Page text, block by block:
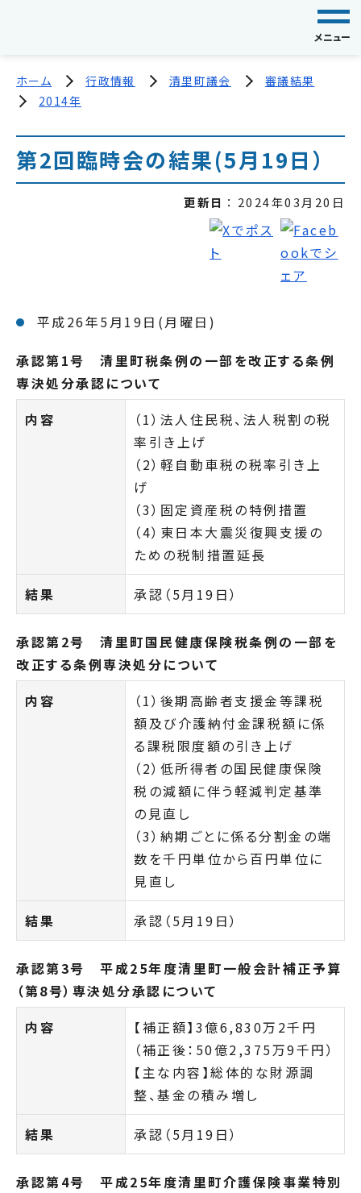
メニュー
ホーム 行政情報 清里町議会
審議結果
2014年
第2回臨時会の結果(5月19日）
更新日 2024年03月20日
平成26年5月19日(月曜日)
承認第1号 清里町税条例の一部を改正する条例
専決処分承認について
内容
（1）法人住民税、法人税割の税
率引き上げ
（2）軽自動車税の税率引き上
げ
（3）固定資産税の特例措置
（4）東日本大震災復興支援の
ための税制措置延長
結果 承認（5月19日）
承認第2号 清里町国民健康保険税条例の一部を
改正する条例専決処分について
内容
（1）後期高齢者支援金等課税
額及び介護納付金課税額に係
る課税限度額の引き上げ
（2）低所得者の国民健康保険
税の減額に伴う軽減判定基準
の見直し
（3）納期ごとに係る分割金の端
数を千円単位から百円単位に
見直し
結果 承認（5月19日）
承認第3号 平成25年度清里町一般会計補正予算
（第8号）専決処分承認について
内容
【補正額】3億6,830万2千円
（補正後：50億2,375万9千円）
【主な内容】総体的な財源調
整、基金の積み増し
結果 承認（5月19日）
承認第4号 平成25年度清里町介護保険事業特別